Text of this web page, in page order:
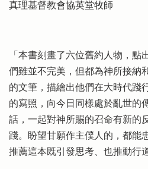
真理基督教會協英堂牧師
「本書刻畫了六位舊約人物，點
們雖並不完美，但都為神所接納
的文筆，描繪出他們在大時代踐
的寫照，向今日同樣處於亂世的
話，一起對神所賜的召命有新
踐。盼望甘願作主僕人的，都能
推薦這本既引發思考、也推動行